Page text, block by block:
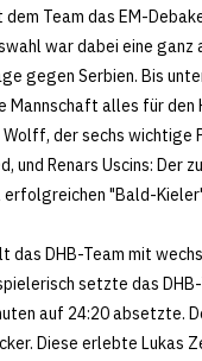
Team das EM-
war dabei eine ganz
gegen Serbien. Bis
Mannschaft alles für den
der sechs
und Renars Uscins:
"Bald-
das DHB-Team mit
setzte das
auf 24:20 absetzte.
Diese erlebte Lukas